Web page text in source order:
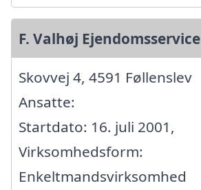
F. Valhøj Ejendomsservice
Skovvej 4, 4591 Føllenslev
Ansatte:
Startdato: 16. juli 2001,
Virksomhedsform:
Enkeltmandsvirksomhed